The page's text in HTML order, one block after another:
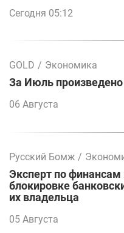
Сегодня 05:12
GOLD / Экономика
За Июль
06 Августа
Русский Бомж /
Эксперт по финансам
блокировке
их владельца
05 Августа